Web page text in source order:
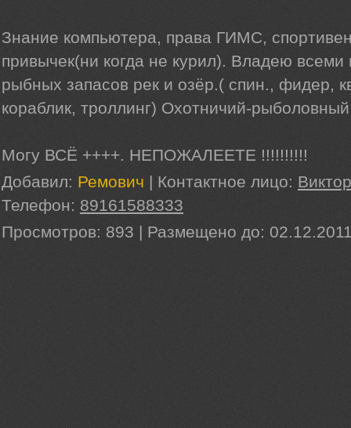
Знание компьютера, права ГИМС,
привычек(ни когда не курил). Владею
рыбных запасов рек и озёр.( спин., фидер,
кораблик, троллинг) Охотничий-
Могу ВСЁ ++++. НЕПОЖАЛЕЕТЕ !!!!!!!!!!
Добавил: Ремович | Контактное лицо:
Телефон: 89161588333
Просмотров: 893 | Размещено до: